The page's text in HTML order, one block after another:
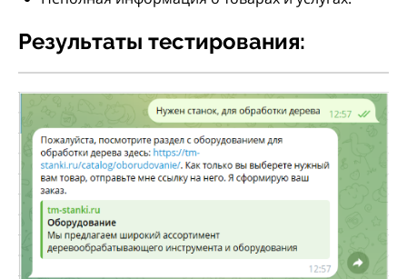
Результаты тестирования: